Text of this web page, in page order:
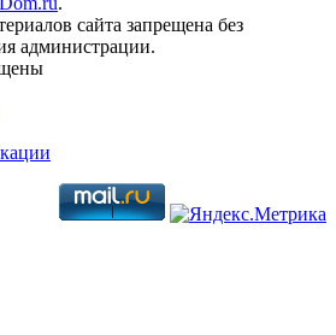
сайта запрещена без
администрации.